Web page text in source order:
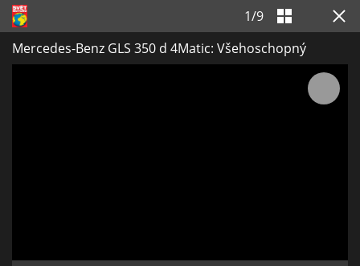
1/9
Mercedes-Benz GLS 350 d 4Matic: Všehoschopný